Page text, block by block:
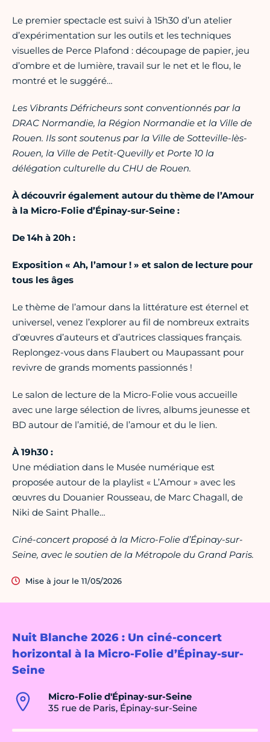
Nuit Blanche 2026 : Un ciné-concert
horizontal à la Micro-Folie d’Épinay-sur-
Seine
Micro-Folie d'Épinay-sur-Seine
35 rue de Paris, Épinay-sur-Seine
Le premier spectacle est suivi à 15h30 d’un atelier
d’expérimentation sur les outils et les techniques
visuelles de Perce Plafond : découpage de papier, jeu
d’ombre et de lumière, travail sur le net et le flou, le
montré et le suggéré…
Les Vibrants Défricheurs sont conventionnés par la
DRAC Normandie, la Région Normandie et la Ville de
Rouen. Ils sont soutenus par la Ville de Sotteville-lès-
Rouen, la Ville de Petit-Quevilly et Porte 10 la
délégation culturelle du CHU de Rouen.
À découvrir également autour du thème de l’Amour
à la Micro-Folie d’Épinay-sur-Seine :
De 14h à 20h :
Exposition « Ah, l’amour ! » et salon de lecture pour
tous les âges
Le thème de l’amour dans la littérature est éternel et
universel, venez l’explorer au fil de nombreux extraits
d’œuvres d’auteurs et d’autrices classiques français.
Replongez-vous dans Flaubert ou Maupassant pour
revivre de grands moments passionnés !
Le salon de lecture de la Micro-Folie vous accueille
avec une large sélection de livres, albums jeunesse et
BD autour de l’amitié, de l’amour et du le lien.
À19h30 :
Une médiation dans le Musée numérique est
proposée autour de la playlist « L’Amour » avec les
œuvres du Douanier Rousseau, de Marc Chagall, de
Niki de Saint Phalle…
Ciné-concert proposé à la Micro-Folie d’Épinay-sur-
Seine, avec le soutien de la Métropole du Grand Paris.
Mise à jour le 11/05/2026